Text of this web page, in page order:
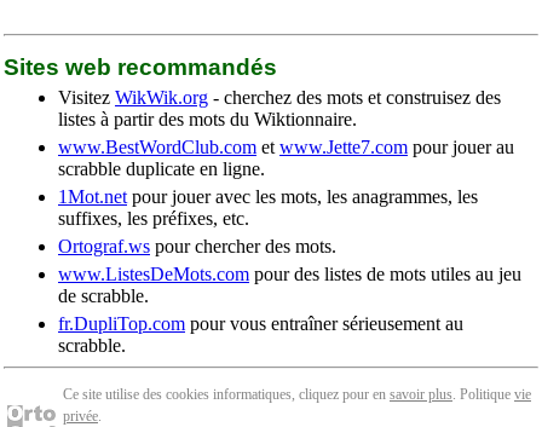
Sites web recommandés
Visitez WikWik.org - cherchez des mots et construisez des
listes à partir des mots du Wiktionnaire.
www.BestWordClub.com et www.Jette7.com pour jouer au
scrabble duplicate en ligne.
1Mot.net pour jouer avec les mots, les anagrammes, les
suffixes, les préfixes, etc.
Ortograf.ws pour chercher des mots.
www.ListesDeMots.com pour des listes de mots utiles au jeu
de scrabble.
fr.DupliTop.com pour vous entraîner sérieusement au
scrabble.
Ce site utilise des cookies informatiques, cliquez pour en savoir plus. Politique vie
privée.